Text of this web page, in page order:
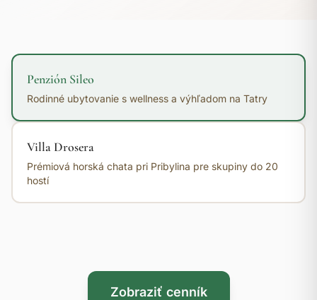
Penzión Sileo
Rodinné ubytovanie s wellness a výhľadom na Tatry
Villa Drosera
Prémiová horská chata pri Pribylina pre skupiny do 20
hostí
Zobraziť cenník